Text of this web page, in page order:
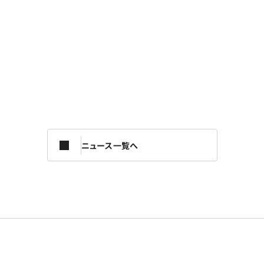
ニュース一覧へ